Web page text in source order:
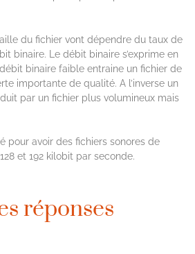
du fichier vont dépendre du taux de
binaire. Le débit binaire s’exprime en
binaire faible entraine un fichier de
importante de qualité. A l’inverse un
par un fichier plus volumineux mais
pour avoir des fichiers sonores de
et 192 kilobit par seconde.
réponses